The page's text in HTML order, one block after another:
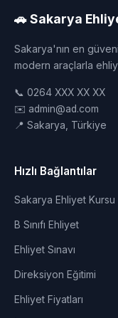
🚗 Sakarya
Sakarya'nın en
modern araçlarla
📞 0264 XXX XX XX
✉️ admin@ad.com
📍 Sakarya, Türkiye
Hızlı Bağlantılar
Sakarya Ehliyet Kursu
B Sınıfı Ehliyet
Ehliyet Sınavı
Direksiyon Eğitimi
Ehliyet Fiyatları